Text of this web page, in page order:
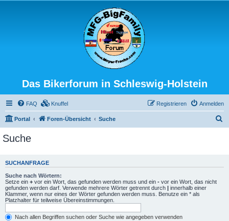
Das Bikerforum in Schleswig-Holstein
FAQ Knuffel Anmelden
Registrieren
Portal Foren-Übersicht Suche
e
Suche
SUCHANFRAGE
Suche nach Wörtern:
Setze ein + vor ein Wort, das gefunden werden muss und ein - vor ein Wort, das nicht
gefunden werden darf. Verwende mehrere Wörter getrennt durch | innerhalb einer
Klammer, wenn nur eines der Wörter gefunden werden muss. Benutze ein * als
Platzhalter für teilweise Übereinstimmungen.
Nach allen Begriffen suchen oder Suche wie angegeben verwenden